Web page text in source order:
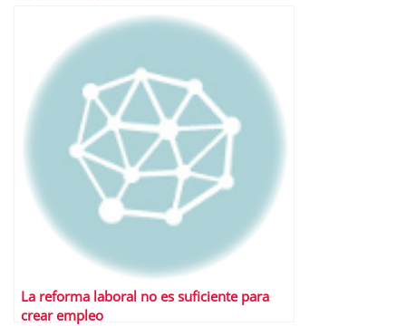
La reforma laboral no es suficiente para
crear empleo